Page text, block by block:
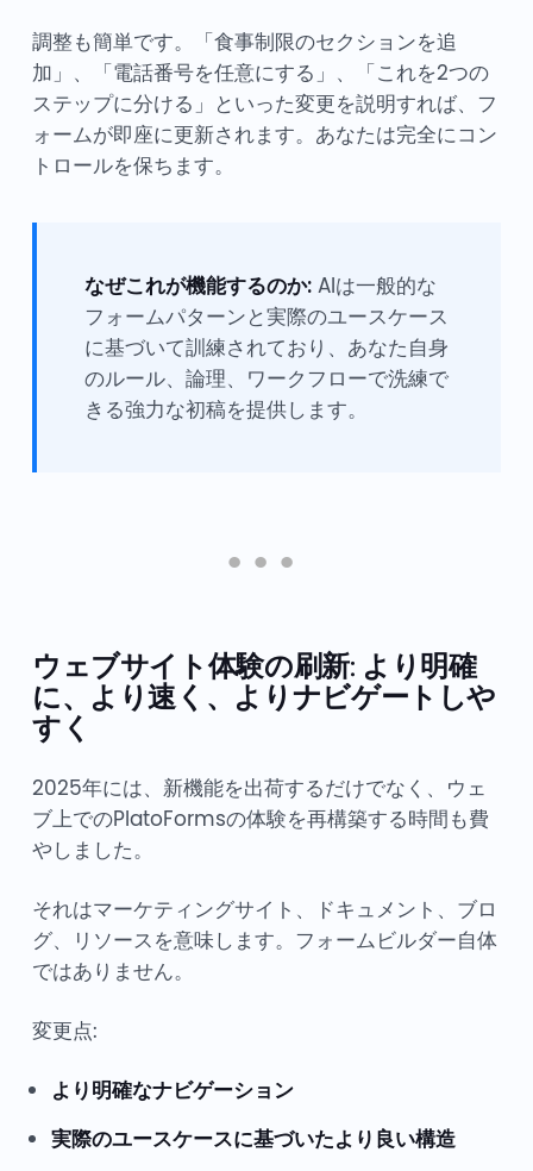
調整も簡単です。「食事制限のセクションを追
加」、「電話番号を任意にする」、「これを2つの
ステップに分ける」といった変更を説明すれば、フ
ォームが即座に更新されます。あなたは完全にコン
トロールを保ちます。
なぜこれが機能するのか:AIは一般的な
フォームパターンと実際のユースケース
に基づいて訓練されており、あなた自身
のルール、論理、ワークフローで洗練で
きる強力な初稿を提供します。
ウェブサイト体験の刷新: より明確
に、より速く、よりナビゲートしや
すく
2025年には、新機能を出荷するだけでなく、ウェ
ブ上でのPlatoFormsの体験を再構築する時間も費
やしました。
それはマーケティングサイト、ドキュメント、ブロ
グ、リソースを意味します。フォームビルダー自体
ではありません。
変更点:
より明確なナビゲーション
実際のユースケースに基づいたより良い構造